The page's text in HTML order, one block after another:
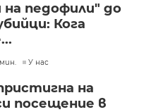
педофили" до
Кога
У нас
на
посещение в